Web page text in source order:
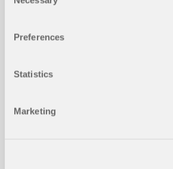
Selection
Preferences
Statistics
Marketing
tructures Membranaires Tendues